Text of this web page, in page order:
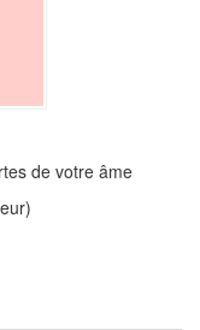
de votre âme